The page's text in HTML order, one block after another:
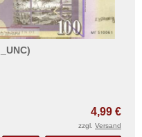
4,99 €
zzgl. Versand